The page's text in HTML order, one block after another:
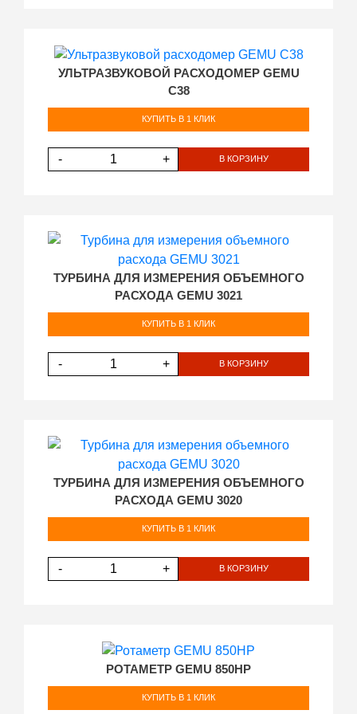
УЛЬТРАЗВУКОВОЙ РАСХОДОМЕР GEMU
C38
КУПИТЬ В 1 КЛИК
- + В КОРЗИНУ
ТУРБИНА ДЛЯ ИЗМЕРЕНИЯ ОБЪЕМНОГО
РАСХОДА GEMU 3021
КУПИТЬ В 1 КЛИК
- + В КОРЗИНУ
ТУРБИНА ДЛЯ ИЗМЕРЕНИЯ ОБЪЕМНОГО
РАСХОДА GEMU 3020
КУПИТЬ В 1 КЛИК
- + В КОРЗИНУ
РОТАМЕТР GEMU 850HP
КУПИТЬ В 1 КЛИК